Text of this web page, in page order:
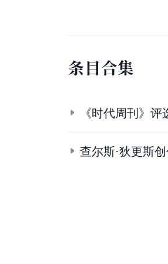
条目合集
《时代周刊》
查尔斯·狄更斯